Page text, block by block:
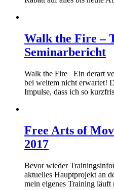
Walk the Fire –
Seminarbericht
Walk the Fire Ein derart
bei weitem nicht erwartet!
Impulse, dass ich so
Free Arts of
2017
Bevor wieder
aktuelles Hauptprojekt an
mein eigenes Training